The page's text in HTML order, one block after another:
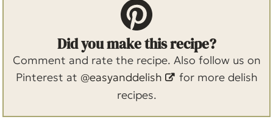
Did you make this recipe?
Comment and rate the recipe. Also follow us on
Pinterest at @easyanddelish
for more delish
recipes.